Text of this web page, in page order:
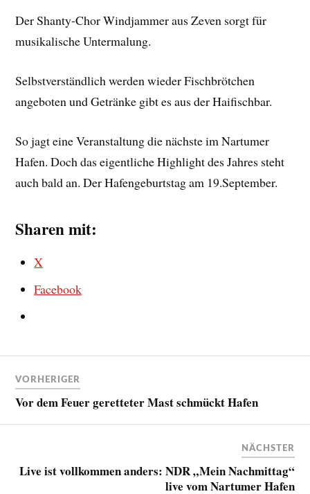
Der Shanty-Chor Windjammer aus Zeven sorgt für
musikalische Untermalung.
Selbstverständlich werden wieder Fischbrötchen
angeboten und Getränke gibt es aus der Haifischbar.
So jagt eine Veranstaltung die nächste im Nartumer
Hafen. Doch das eigentliche Highlight des Jahres steht
auch bald an. Der Hafengeburtstag am 19.September.
Sharen mit:
X
Facebook
VORHERIGER
Vor dem Feuer geretteter Mast schmückt Hafen
NÄCHSTER
Live ist vollkommen anders: NDR „Mein Nachmittag“
live vom Nartumer Hafen